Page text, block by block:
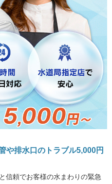
や排水口のトラブル5,000円
信頼でお客様の水まわりの緊急